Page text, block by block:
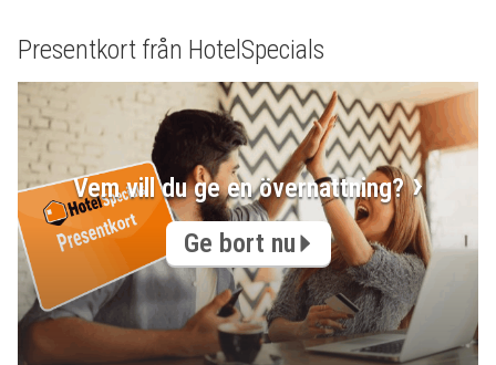
Presentkort från HotelSpecials
Vem vill du ge en övernattning?
Ge bort nu